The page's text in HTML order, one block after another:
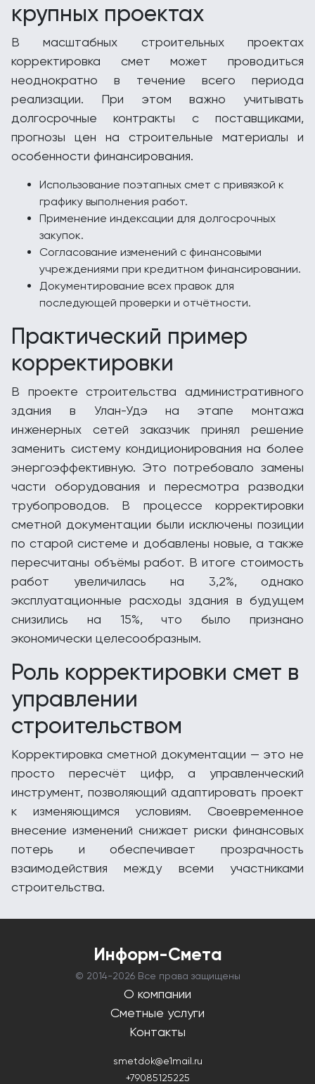
крупных проектах
В масштабных строительных проектах
корректировка смет может проводиться
неоднократно в течение всего периода
реализации. При этом важно учитывать
долгосрочные контракты с поставщиками,
прогнозы цен на строительные материалы и
особенности финансирования.
Использование поэтапных смет с привязкой к
графику выполнения работ.
Применение индексации для долгосрочных
закупок.
Согласование изменений с финансовыми
учреждениями при кредитном финансировании.
Документирование всех правок для
последующей проверки и отчётности.
Практический пример
корректировки
В проекте строительства административного
здания в Улан-Удэ на этапе монтажа
инженерных сетей заказчик принял решение
заменить систему кондиционирования на более
энергоэффективную. Это потребовало замены
части оборудования и пересмотра разводки
трубопроводов. В процессе корректировки
сметной документации были исключены позиции
по старой системе и добавлены новые, а также
пересчитаны объёмы работ. В итоге стоимость
работ увеличилась на 3,2%, однако
эксплуатационные расходы здания в будущем
снизились на 15%, что было признано
экономически целесообразным.
Роль корректировки смет в
управлении
строительством
Корректировка сметной документации — это не
просто пересчёт цифр, а управленческий
инструмент, позволяющий адаптировать проект
к изменяющимся условиям. Своевременное
внесение изменений снижает риски финансовых
потерь и обеспечивает прозрачность
взаимодействия между всеми участниками
строительства.
Информ-Смета
© 2014-2026 Все права защищены
О компании
Сметные услуги
Контакты
smetdok@e1mail.ru
+79085125225